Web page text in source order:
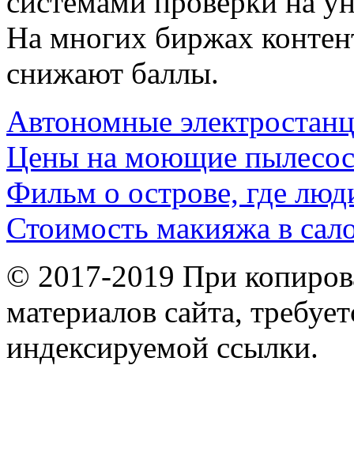
На многих биржах
снижают баллы.
Автономные
Цены на моющие
Фильм о острове, где
Стоимость макияжа в
© 2017-2019 При
материалов сайта,
индексируемой ссылки.